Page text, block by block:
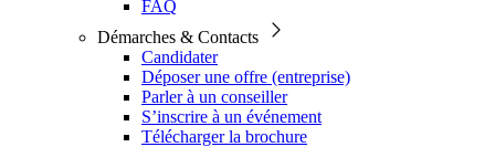
FAQ
Démarches & Contacts
Candidater
Déposer une offre (entreprise)
Parler à un conseiller
S’inscrire à un événement
Télécharger la brochure